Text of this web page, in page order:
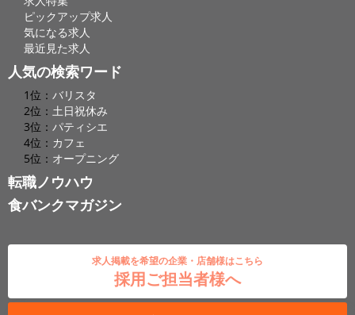
ピックアップ求人
気になる求人
最近見た求人
人気の検索ワード
1位： バリスタ
2位： 土日祝休み
3位： パティシエ
4位： カフェ
5位： オープニング
転職ノウハウ
食バンクマガジン
求人掲載を希望の企業・店舗様はこちら
採用ご担当者様へ